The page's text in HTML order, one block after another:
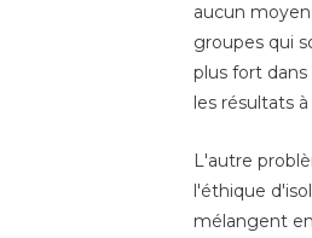
aucun
groupes qui
plus fort
les résultats
L'autre
l'éthique
mélangent